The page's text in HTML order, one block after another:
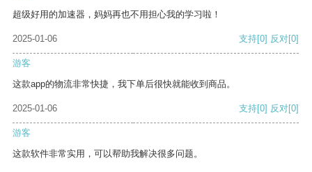
超级好用的加速器，妈妈再也不用担心我的学习啦！
2025-01-06 支持[0] 反对[0]
游客
这款app的物流非常快捷，我下单后很快就能收到商品。
2025-01-06 支持[0] 反对[0]
游客
这款软件非常实用，可以帮助我解决很多问题。